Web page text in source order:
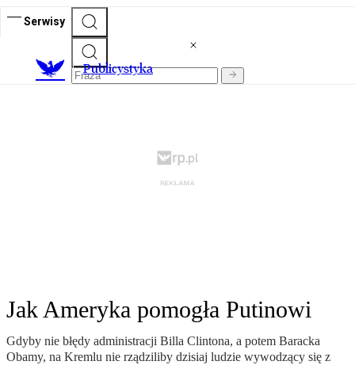
Serwisy
Publicystyka
Jak Ameryka pomogła Putinowi
Gdyby nie błędy administracji Billa Clintona, a potem Baracka
Obamy, na Kremlu nie rządziliby dzisiaj ludzie wywodzący się z